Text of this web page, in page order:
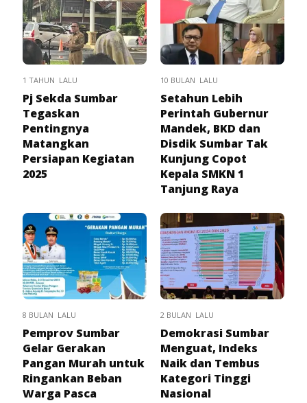
1 TAHUN LALU
Pj Sekda Sumbar
Tegaskan
Pentingnya
Matangkan
Persiapan Kegiatan
2025
10 BULAN LALU
Setahun Lebih
Perintah Gubernur
Mandek, BKD dan
Disdik Sumbar Tak
Kunjung Copot
Kepala SMKN 1
Tanjung Raya
8 BULAN LALU
Pemprov Sumbar
Gelar Gerakan
Pangan Murah untuk
Ringankan Beban
Warga Pasca
2 BULAN LALU
Demokrasi Sumbar
Menguat, Indeks
Naik dan Tembus
Kategori Tinggi
Nasional